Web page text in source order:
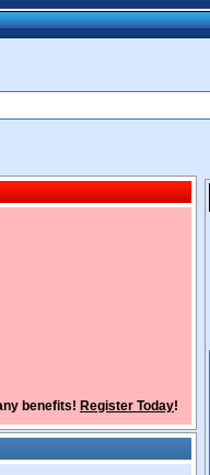
benefits! Register Today!